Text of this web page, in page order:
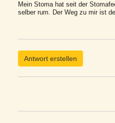
Mein Stoma hat seit der
selber rum. Der Weg zu mir ist
Antwort erstellen